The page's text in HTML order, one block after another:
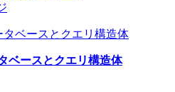
ベースとクエリ構造体